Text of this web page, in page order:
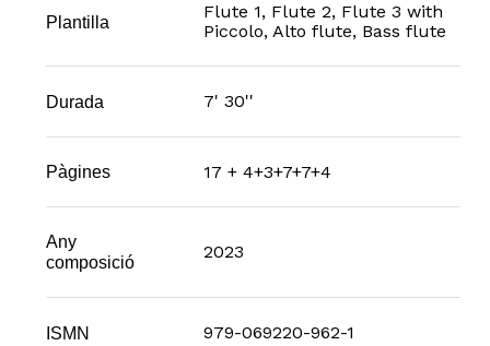
Plantilla
Flute 1, Flute 2, Flute 3 with
Piccolo, Alto flute, Bass flute
Durada 7' 30''
Pàgines 17 + 4+3+7+7+4
Any
composició
2023
ISMN 979-069220-962-1